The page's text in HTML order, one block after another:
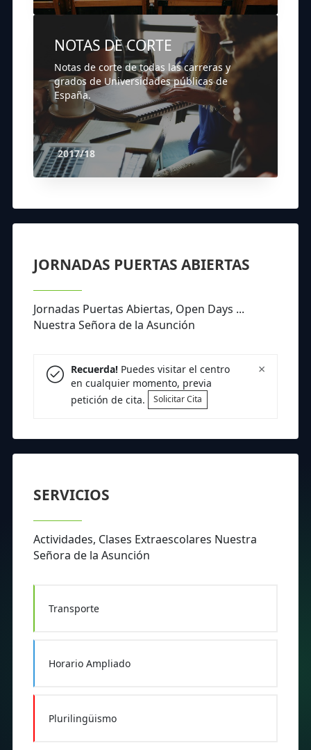
NOTAS DE CORTE
Notas de corte de todas las carreras y
grados de Universidades públicas de
España.
2017/18
JORNADAS PUERTAS ABIERTAS
Jornadas Puertas Abiertas, Open Days ...
Nuestra Señora de la Asunción
×
Recuerda!Puedes visitar el centro
en cualquier momento, previa
petición de cita.
Solicitar Cita
SERVICIOS
Actividades, Clases Extraescolares Nuestra
Señora de la Asunción
Transporte
Horario Ampliado
Plurilingüismo